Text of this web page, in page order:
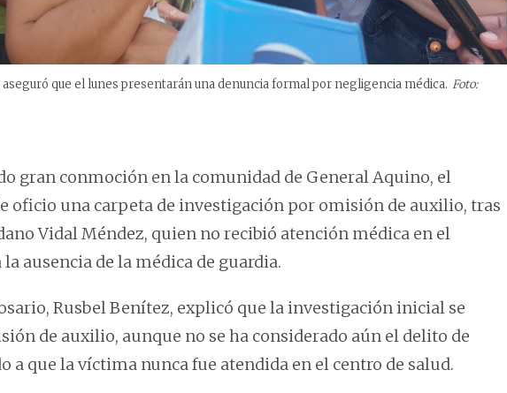
aseguró que el lunes presentarán una denuncia formal por negligencia médica. Foto:
gran conmoción en la comunidad de General Aquino, el
oficio una carpeta de investigación por omisión de auxilio, tras
Vidal Méndez, quien no recibió atención médica en el
ausencia de la médica de guardia.
Rusbel Benítez, explicó que la investigación inicial se
de auxilio, aunque no se ha considerado aún el delito de
a que la víctima nunca fue atendida en el centro de salud.